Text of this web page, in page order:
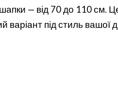
— від 70 до 110 см.
варіант під стиль